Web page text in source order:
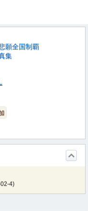
願全国制覇
集
4)